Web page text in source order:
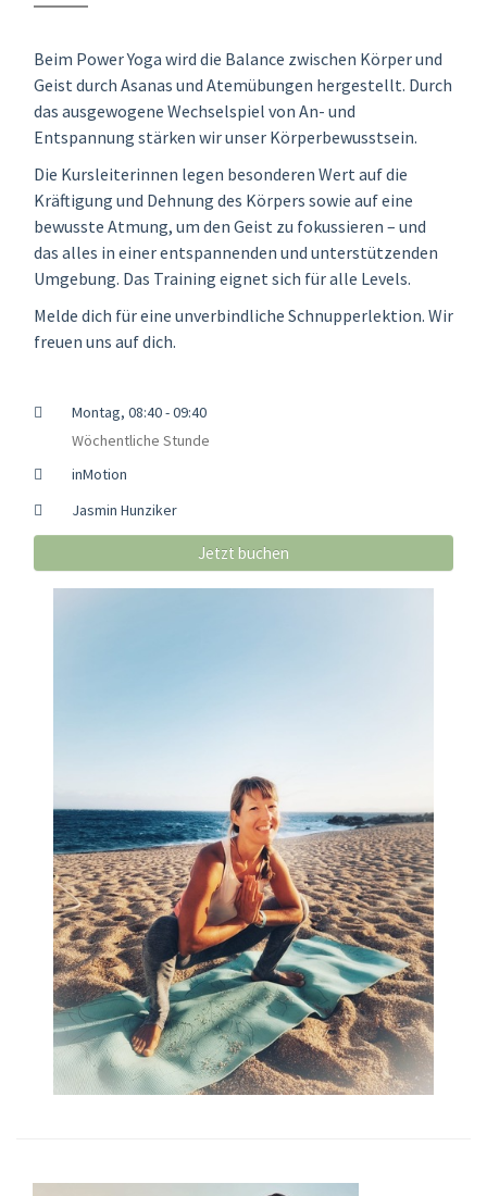
Beim Power Yoga wird die Balance zwischen Körper und
Geist durch Asanas und Atemübungen hergestellt. Durch
das ausgewogene Wechselspiel von An- und
Entspannung stärken wir unser Körperbewusstsein.
Die Kursleiterinnen legen besonderen Wert auf die
Kräftigung und Dehnung des Körpers sowie auf eine
bewusste Atmung, um den Geist zu fokussieren – und
das alles in einer entspannenden und unterstützenden
Umgebung. Das Training eignet sich für alle Levels.
Melde dich für eine unverbindliche Schnupperlektion. Wir
freuen uns auf dich.
Montag, 08:40 - 09:40
Wöchentliche Stunde
inMotion
Jasmin Hunziker
Jetzt buchen